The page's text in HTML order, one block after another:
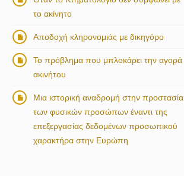
το ακίνητο
Αποδοχή κληρονομιάς με δικηγόρο
Το πρόβλημα που μπλοκάρει την αγορά
ακινήτου
Μια ιστορική αναδρομή στην προστασία
των φυσικών προσώπων έναντι της
επεξεργασίας δεδομένων προσωπικού
χαρακτήρα στην Ευρώπη